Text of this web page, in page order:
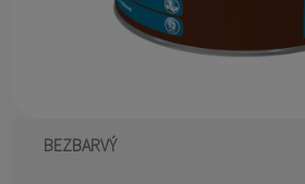
BEZBARVÝ